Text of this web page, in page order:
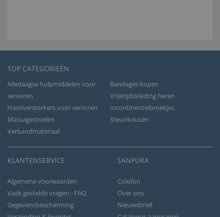
TOP CATEGORIEËN
Alledaagse hulpmiddelen voor
senioren
Bandages kopen
Vrijetijdskleding heren
Hoorversterkers voor senioren
Incontinentiebroekjes
Massagestoelen
Steunkousen
Verbandmateriaal
KLANTENSERVICE
Algemene voorwaarden
Vaak gestelde vragen - FAQ
Gegevensbescherming
SANPURA
Colofon
Over ons
Nieuwsbrief